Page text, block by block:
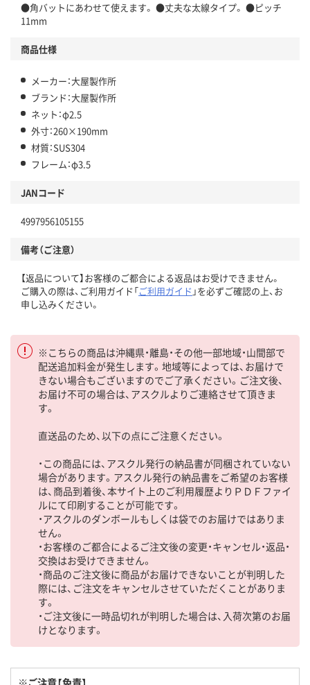
●角バットにあわせて使えます。 ●丈夫な太線タイプ。 ●ピッチ
11mm
商品仕様
メーカー：大屋製作所
ブランド：大屋製作所
ネット：φ2.5
外寸：260×190mm
材質：SUS304
フレーム：φ3.5
JANコード
4997956105155
備考（ご注意）
【返品について】お客様のご都合による返品はお受けできません。
ご購入の際は、ご利用ガイド「ご利用ガイド 」を必ずご確認の上、お
申し込みください。
※こちらの商品は沖縄県・離島・その他一部地域・山間部で
配送追加料金が発生します。地域等によっては、お届けで
きない場合もございますのでご了承ください。ご注文後、
お届け不可の場合は、アスクルよりご連絡させて頂きま
す。
直送品のため、以下の点にご注意ください。
・この商品には、アスクル発行の納品書が同梱されていない
場合があります。アスクル発行の納品書をご希望のお客様
は、商品到着後、本サイト上のご利用履歴よりＰＤＦファイ
ルにて印刷することが可能です。
・アスクルのダンボールもしくは袋でのお届けではありま
せん。
・お客様のご都合によるご注文後の変更・キャンセル・返品・
交換はお受けできません。
・商品のご注文後に商品がお届けできないことが判明した
際には、ご注文をキャンセルさせていただくことがありま
す。
・ご注文後に一時品切れが判明した場合は、入荷次第のお届
けとなります。